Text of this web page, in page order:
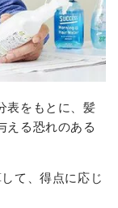
表をもとに、髪
える恐れのある
て、得点に応じ